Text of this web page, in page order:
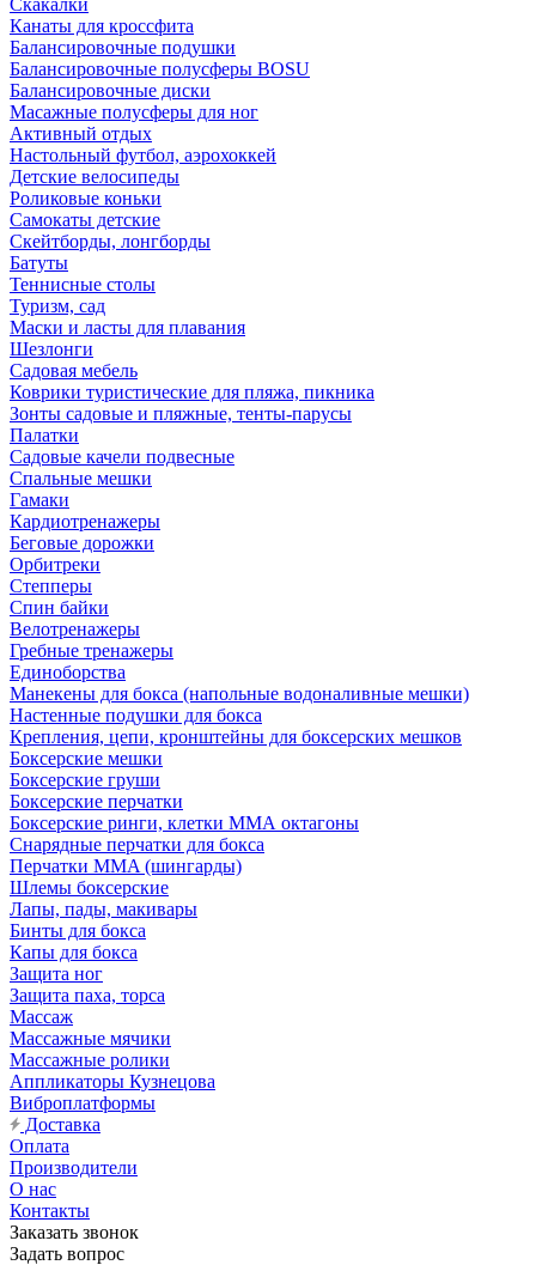
Скакалки
Канаты для кроссфита
Балансировочные подушки
Балансировочные полусферы BOSU
Балансировочные диски
Масажные полусферы для ног
Активный отдых
Настольный футбол, аэрохоккей
Детские велосипеды
Роликовые коньки
Самокаты детские
Скейтборды, лонгборды
Батуты
Теннисные столы
Туризм, сад
Маски и ласты для плавания
Шезлонги
Садовая мебель
Коврики туристические для пляжа, пикника
Зонты садовые и пляжные, тенты-парусы
Палатки
Садовые качели подвесные
Спальные мешки
Гамаки
Кардиотренажеры
Беговые дорожки
Орбитреки
Степперы
Спин байки
Велотренажеры
Гребные тренажеры
Единоборства
Манекены для бокса (напольные водоналивные мешки)
Настенные подушки для бокса
Крепления, цепи, кронштейны для боксерских мешков
Боксерские мешки
Боксерские груши
Боксерские перчатки
Боксерские ринги, клетки ММА октагоны
Снарядные перчатки для бокса
Перчатки MMA (шингарды)
Шлемы боксерские
Лапы, пады, макивары
Бинты для бокса
Капы для бокса
Защита ног
Защита паха, торса
Массаж
Массажные мячики
Массажные ролики
Аппликаторы Кузнецова
Виброплатформы
Доставка
Оплата
Производители
О нас
Контакты
Заказать звонок
Задать вопрос